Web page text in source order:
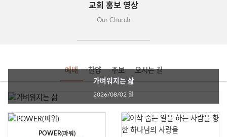
교회 홍보 영상
Our Church
예배 찬양 주보 오시는 길
가벼워지는 삶
2026/08/02 일
POWER(파워)